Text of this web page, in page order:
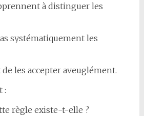
à distinguer les
systématiquement les
les accepter aveuglément.
:
règle existe-t-elle ?